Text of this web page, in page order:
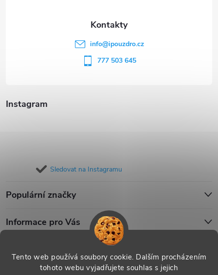
Tento web používá soubory cookie. Dalším procházením
tohoto webu vyjadřujete souhlas s jejich
Instagram
Sledovat na Instagramu
Populární značky
Informace pro Vás
info@ipouzdro.cz
777 503 645